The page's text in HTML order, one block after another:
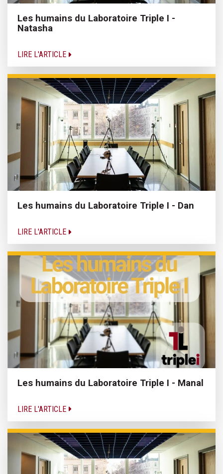
Les humains du Laboratoire Triple I -
Natasha
LIRE L'ARTICLE
Les humains du Laboratoire Triple I - Dan
LIRE L'ARTICLE
Les humains du Laboratoire Triple I - Manal
LIRE L'ARTICLE